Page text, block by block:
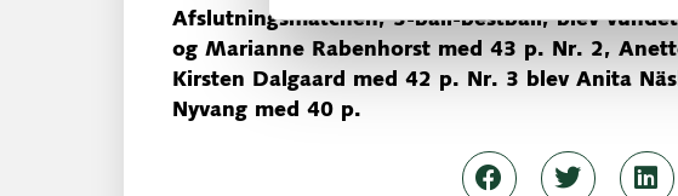
Afslutningsmatchen, 3-ball-bestball, blev
og Marianne Rabenhorst med 43 p. Nr. 2,
Kirsten Dalgaard med 42 p. Nr. 3 blev Anita
Nyvang med 40 p.